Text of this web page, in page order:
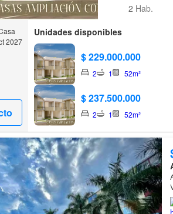
DINÁMICO Y
ZONAS VERDES
2 Hab.
2027
Unidades disponibles
$ 229.000.000
2 1 52m²
$ 237.500.000
2 1 52m²